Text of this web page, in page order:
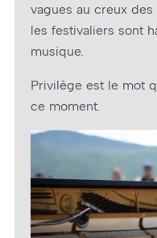
vagues au creux des
les festivaliers sont
musique.
Privilège est le mot
ce moment.